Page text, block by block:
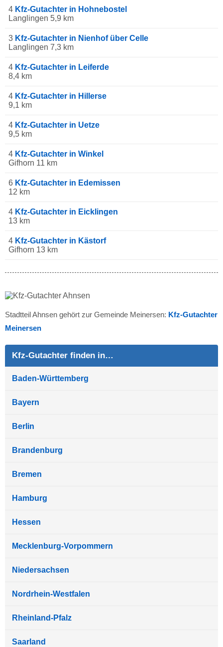
4 Kfz-Gutachter in Hohnebostel
Langlingen 5,9 km
3 Kfz-Gutachter in Nienhof über Celle
Langlingen 7,3 km
4 Kfz-Gutachter in Leiferde
8,4 km
4 Kfz-Gutachter in Hillerse
9,1 km
4 Kfz-Gutachter in Uetze
9,5 km
4 Kfz-Gutachter in Winkel
Gifhorn 11 km
6 Kfz-Gutachter in Edemissen
12 km
4 Kfz-Gutachter in Eicklingen
13 km
4 Kfz-Gutachter in Kästorf
Gifhorn 13 km
Stadtteil Ahnsen gehört zur Gemeinde Meinersen: Kfz-Gutachter
Meinersen
Kfz-Gutachter finden in…
Baden-Württemberg
Bayern
Berlin
Brandenburg
Bremen
Hamburg
Hessen
Mecklenburg-Vorpommern
Niedersachsen
Nordrhein-Westfalen
Rheinland-Pfalz
Saarland